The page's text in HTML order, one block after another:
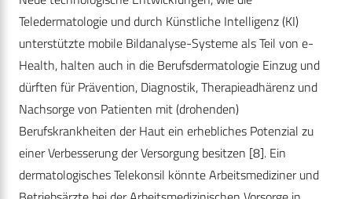
Teledermatologie und durch Künstliche Intelligenz (KI)
unterstützte mobile Bildanalyse-Systeme als Teil von e-
Health, halten auch in die Berufsdermatologie Einzug und
dürften für Prävention, Diagnostik, Therapieadhärenz und
Nachsorge von Patienten mit (drohenden)
Berufskrankheiten der Haut ein erhebliches Potenzial zu
einer Verbesserung der Versorgung besitzen [8]. Ein
dermatologisches Telekonsil könnte Arbeitsmediziner und